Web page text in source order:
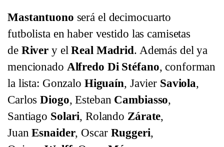
Mastantuono será el decimocuarto
futbolista en haber vestido las camisetas
de River y elReal Madrid. Además del ya
mencionado Alfredo Di Stéfano, conforman
la lista: Gonzalo Higuaín, Javier Saviola,
CarlosDiogo, Esteban Cambiasso,
Santiago Solari, Rolando Zárate,
JuanEsnaider, Oscar Ruggeri,